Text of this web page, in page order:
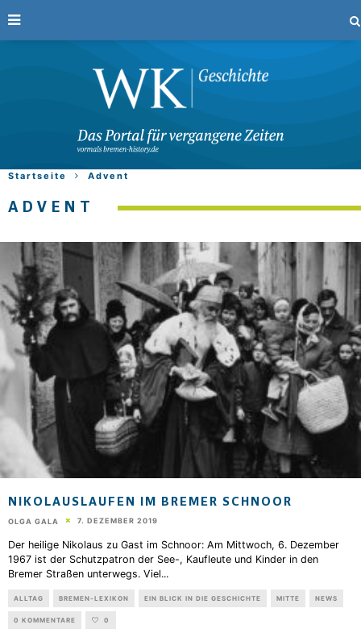
Startseite Advent
ADVENT
NIKOLAUSLAUFEN IM BREMER SCHNOOR
OLGA GALA 7. DEZEMBER 2019
Der heilige Nikolaus zu Gast im Schnoor: Am Mittwoch, 6. Dezember
1967 ist der Schutzpatron der See-, Kaufleute und Kinder in den
Bremer Straßen unterwegs. Viel...
ALLTAG BREMEN-LEXIKON EIN BLICK IN DIE GESCHICHTE MITTE NEWS
0 KOMMENTARE 0